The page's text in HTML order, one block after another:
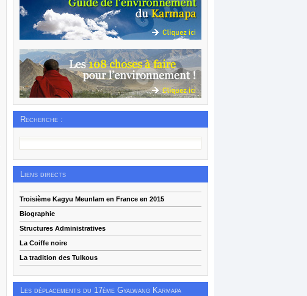
Recherche :
Liens directs
Troisième Kagyu Meunlam en France en 2015
Biographie
Structures Administratives
La Coiffe noire
La tradition des Tulkous
Les déplacements du 17ème Gyalwang Karmapa